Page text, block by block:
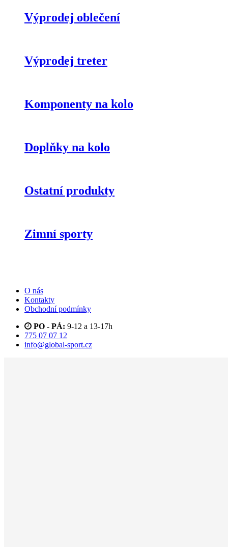
Výprodej oblečení
Výprodej treter
Komponenty na kolo
Doplňky na kolo
Ostatní produkty
Zimní sporty
O nás
Kontakty
Obchodní podmínky
PO - PÁ: 9-12 a 13-17h
775 07 07 12
info@global-sport.cz